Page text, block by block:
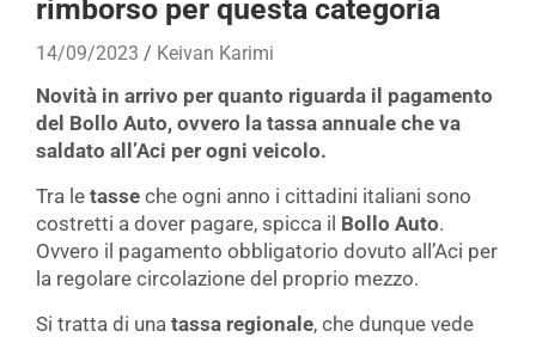
rimborso per questa categoria
14/09/2023 Keivan Karimi
Novità in arrivo per quanto riguarda il pagamento
del Bollo Auto, ovvero la tassa annuale che va
saldato all’Aci per ogni veicolo.
Tra le tasse che ogni anno i cittadini italiani sono
costretti a dover pagare, spicca il Bollo Auto.
Ovvero il pagamento obbligatorio dovuto all’Aci per
la regolare circolazione del proprio mezzo.
Si tratta di una tassa regionale, che dunque vede